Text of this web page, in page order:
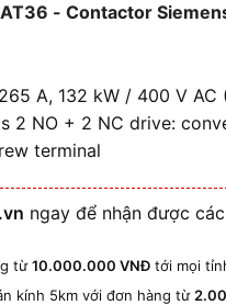
- Contactor
A, 132 kW / 400 V
2 NO + 2 NC drive:
terminal
ngay để nhận được
từ10.000.000 VNĐ tới mọi
kính 5km với đơn hàng từ